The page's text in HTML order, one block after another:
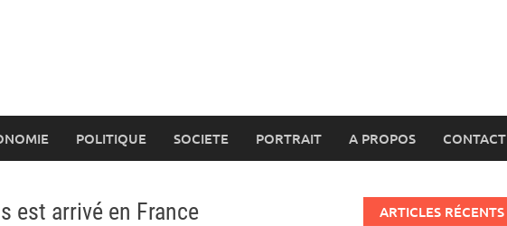
POLITIQUE SOCIETE PORTRAIT A PROPOS CONTACT
est arrivé en France ARTICLES RÉCENTS